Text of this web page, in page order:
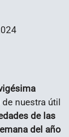
de nuestra útil
de las
del año